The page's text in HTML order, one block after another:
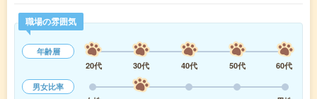
職場の雰囲気
年齢層
20代
30代 40代 50代
60代
男女比率